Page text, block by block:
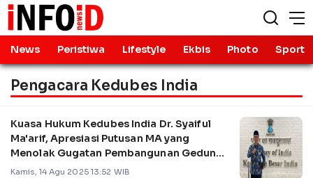
News Peristiwa Lifestyle Ekbis Photo Sport
Pengacara Kedubes India
Kuasa Hukum Kedubes India Dr. Syaiful
Ma'arif, Apresiasi Putusan MA yang
Menolak Gugatan Pembangunan Gedung
Diplomatik
Kamis, 14 Agu 2025 13:52 WIB